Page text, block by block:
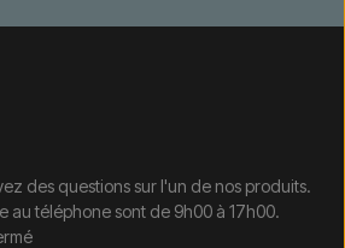
des questions sur l'un de nos produits.
au téléphone sont de 9h00 à 17h00.